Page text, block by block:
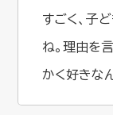
すごく、子
ね。理由を
かく好きな